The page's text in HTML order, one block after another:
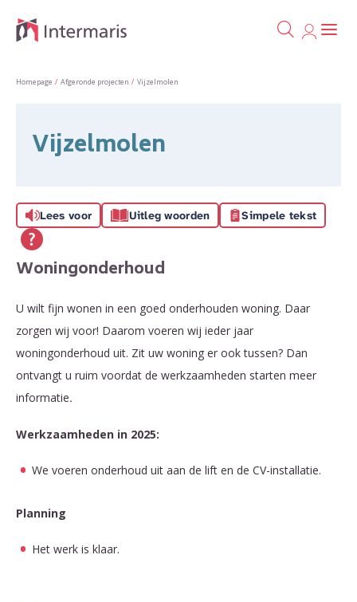
Naar de homepage Ga
Homepage Afgeronde projecten Vijzelmolen
Vijzelmolen
Lees voor Uitleg woorden Simpele tekst
Woningonderhoud
U wilt fijn wonen in een goed onderhouden woning. Daar
zorgen wij voor! Daarom voeren wij ieder jaar
woningonderhoud uit. Zit uw woning er ook tussen? Dan
ontvangt u ruim voordat de werkzaamheden starten meer
informatie.
Werkzaamheden in 2025:
We voeren onderhoud uit aan de lift en de CV-installatie.
Planning
Het werk is klaar.